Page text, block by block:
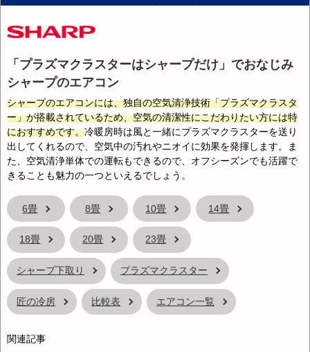
「プラズマクラスターはシャープだけ」でおなじみ
シャープのエアコン
シャープのエアコンには、独自の空気清浄技術「プラズマクラスタ
ー」が搭載されているため、空気の清潔性にこだわりたい方には特
におすすめです。冷暖房時は風と一緒にプラズマクラスターを送り
出してくれるので、空気中の汚れやニオイに効果を発揮します。ま
た、空気清浄単体での運転もできるので、オフシーズンでも活躍で
きることも魅力の一つといえるでしょう。
6畳 8畳 10畳 14畳
18畳 20畳 23畳
シャープ下取り プラズマクラスター
匠の冷房 比較表 エアコン一覧
関連記事